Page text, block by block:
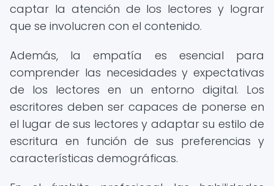
captar la atención de los lectores y lograr
que se involucren con el contenido.
Además, la empatía es esencial para
comprender las necesidades y expectativas
de los lectores en un entorno digital. Los
escritores deben ser capaces de ponerse en
el lugar de sus lectores y adaptar su estilo de
escritura en función de sus preferencias y
características demográficas.